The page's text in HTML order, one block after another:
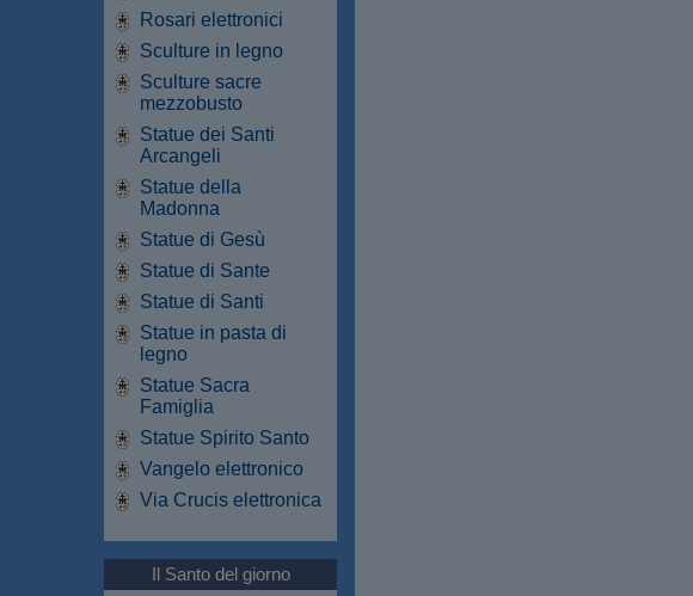
Rosari elettronici
Sculture in legno
Sculture sacre
mezzobusto
Statue dei Santi
Arcangeli
Statue della
Madonna
Statue di Gesù
Statue di Sante
Statue di Santi
Statue in pasta di
legno
Statue Sacra
Famiglia
Statue Spirito Santo
Vangelo elettronico
Via Crucis elettronica
Il Santo del giorno